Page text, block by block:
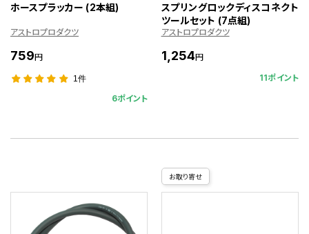
ホースプラッカー (2本組)
アストロプロダクツ
759円
1件
6ポイント
スプリングロックディスコネクト
ツールセット (7点組)
アストロプロダクツ
1,254円
11ポイント
お取り寄せ